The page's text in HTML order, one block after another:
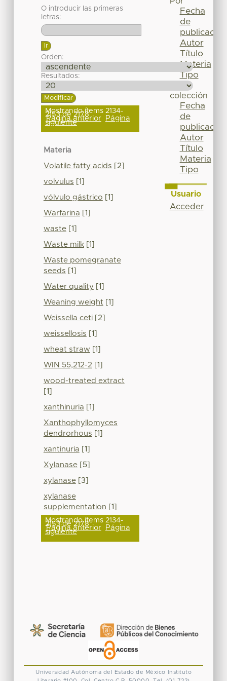
O introducir las primeras
letras:
Orden:
Resultados:
Mostrando ítems 2134-
2153 de 2178
Página anterior Página
siguiente
Materia
Volatile fatty acids [2]
volvulus [1]
vólvulo gástrico [1]
Warfarina [1]
waste[1]
Waste milk[1]
Waste pomegranate
seeds [1]
Water quality[1]
Weaning weight [1]
Weissella ceti[2]
weissellosis [1]
wheat straw [1]
WIN 55,212-2 [1]
wood-treated extract
[1]
xanthinuria [1]
Xanthophyllomyces
dendrorhous [1]
xantinuria [1]
Xylanase[5]
xylanase[3]
xylanase
supplementation [1]
Mostrando ítems 2134-
2153 de 2178
Página anterior Página
siguiente
Fecha
de
publicación
Autor
Título
Materia
Tipo
colección
Fecha
de
publicación
Autor
Título
Materia
Tipo
Usuario
Acceder
Universidad Autónoma del Estado de México
Instituto